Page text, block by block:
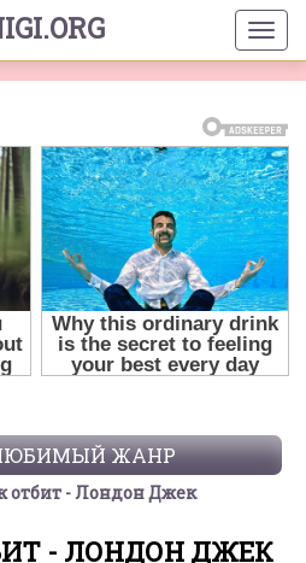
ЖАНР
отбит - Лондон Джек
- ЛОНДОН ДЖЕК